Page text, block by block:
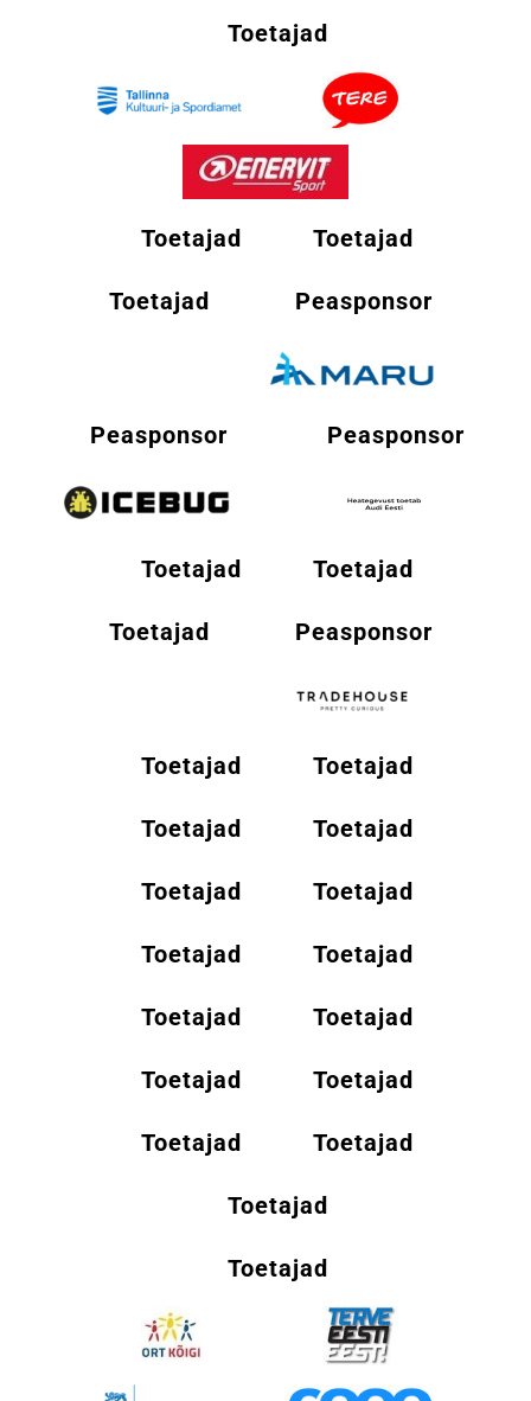
Toetajad
Toetajad Toetajad
Toetajad Peasponsor
Peasponsor Peasponsor
Toetajad Toetajad
Toetajad Peasponsor
Toetajad Toetajad
Toetajad Toetajad
Toetajad Toetajad
Toetajad Toetajad
Toetajad Toetajad
Toetajad Toetajad
Toetajad Toetajad
Toetajad
Toetajad